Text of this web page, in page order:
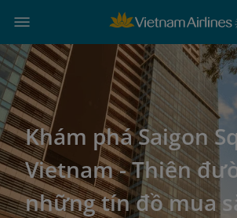
Khám phá Saigon
Vietnam - Thiên
những tín đồ mua